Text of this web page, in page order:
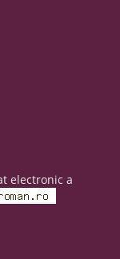
electronic a